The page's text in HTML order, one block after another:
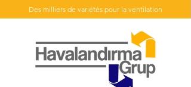
Des milliers de variétés pour la ventilation